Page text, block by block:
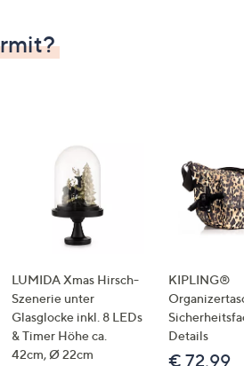
LUMIDA Xmas Hirsch-
Szenerie unter
Glasglocke inkl. 8 LEDs
& Timer Höhe ca.
42cm, Ø 22cm
KIPLING®
Details
€ 72,99